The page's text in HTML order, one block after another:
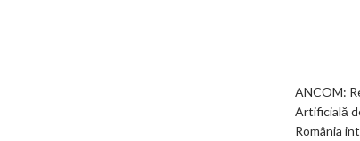
ANCOM:
Artificială
România